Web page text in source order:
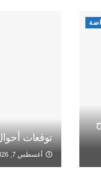
توقعات
أغسطس 7, 2026